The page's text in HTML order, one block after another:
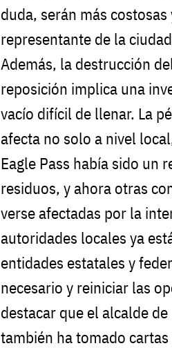
duda, serán más
representante de la
Además, la destrucción
reposición implica una
vacío difícil de llenar. La
afecta no solo a nivel
Eagle Pass había sido un
residuos, y ahora otras
verse afectadas por la
autoridades locales ya
entidades estatales y
necesario y reiniciar las
destacar que el alcalde
también ha tomado